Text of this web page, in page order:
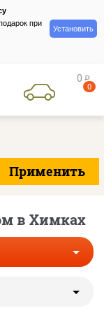
при
Установить
0 руб
0
в Химках